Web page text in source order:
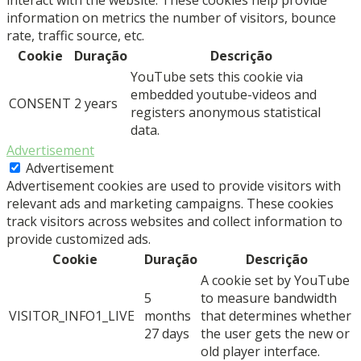
information on metrics the number of visitors, bounce
rate, traffic source, etc.
Cookie
Duração Descrição
CONSENT 2 years
YouTube sets this cookie via
embedded youtube-videos and
registers anonymous statistical
data.
Advertisement
Advertisement
Advertisement cookies are used to provide visitors with
relevant ads and marketing campaigns. These cookies
track visitors across websites and collect information to
provide customized ads.
Cookie
Duração Descrição
VISITOR_INFO1_LIVE
5
months
27 days
A cookie set by YouTube
to measure bandwidth
that determines whether
the user gets the new or
old player interface.